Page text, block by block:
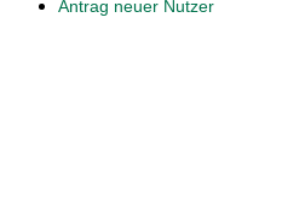
Antrag neuer Nutzer